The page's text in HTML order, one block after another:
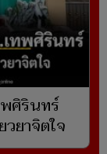
ศิรินทร์
ยาจิตใจ